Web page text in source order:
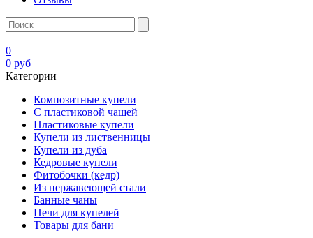
0
0 руб
Категории
Композитные купели
С пластиковой чашей
Пластиковые купели
Купели из лиственницы
Купели из дуба
Кедровые купели
Фитобочки (кедр)
Из нержавеющей стали
Банные чаны
Печи для купелей
Товары для бани